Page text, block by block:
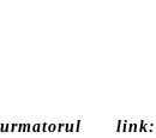
link: